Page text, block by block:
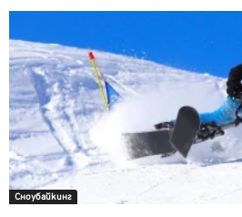
Сноубайкинг